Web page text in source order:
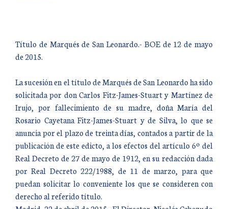
Título de Marqués de San Leonardo.- BOE de 12 de mayo
de 2015.
La sucesión en el título de Marqués de San Leonardo ha sido
solicitada por don Carlos Fitz-James-Stuart y Martínez de
Irujo, por fallecimiento de su madre, doña María del
Rosario Cayetana Fitz-James-Stuart y de Silva, lo que se
anuncia por el plazo de treinta días, contados a partir de la
publicación de este edicto, a los efectos del artículo 6º del
Real Decreto de 27 de mayo de 1912, en su redacción dada
por Real Decreto 222/1988, de 11 de marzo, para que
puedan solicitar lo conveniente los que se consideren con
derecho al referido título.